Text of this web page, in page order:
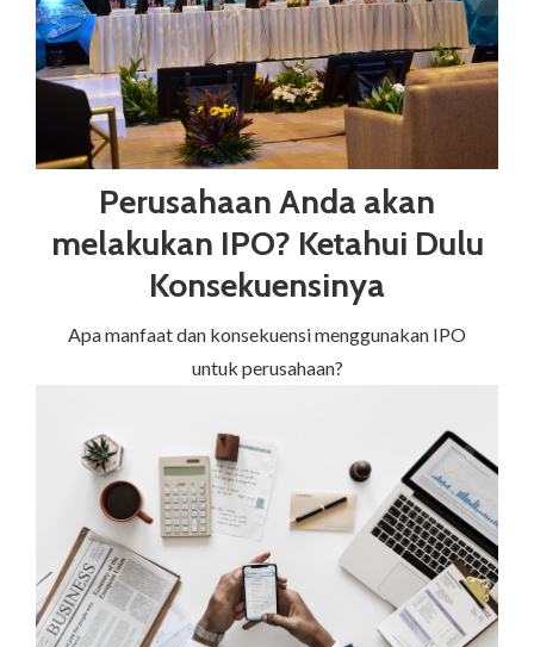
Perusahaan Anda akan
melakukan IPO? Ketahui Dulu
Konsekuensinya
Apa manfaat dan konsekuensi menggunakan IPO
untuk perusahaan?